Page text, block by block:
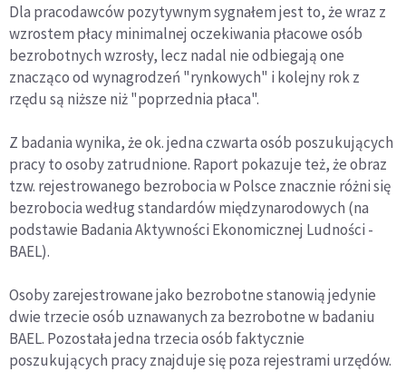
Dla pracodawców pozytywnym sygnałem jest to, że wraz z
wzrostem płacy minimalnej oczekiwania płacowe osób
bezrobotnych wzrosły, lecz nadal nie odbiegają one
znacząco od wynagrodzeń "rynkowych" i kolejny rok z
rzędu są niższe niż "poprzednia płaca".
Z badania wynika, że ok. jedna czwarta osób poszukujących
pracy to osoby zatrudnione. Raport pokazuje też, że obraz
tzw. rejestrowanego bezrobocia w Polsce znacznie różni się
bezrobocia według standardów międzynarodowych (na
podstawie Badania Aktywności Ekonomicznej Ludności -
BAEL).
Osoby zarejestrowane jako bezrobotne stanowią jedynie
dwie trzecie osób uznawanych za bezrobotne w badaniu
BAEL. Pozostała jedna trzecia osób faktycznie
poszukujących pracy znajduje się poza rejestrami urzędów.